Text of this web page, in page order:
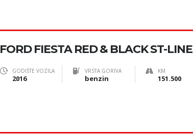
FORD FIESTA RED & BLACK ST-LINE
GODIŠTE VOZILA
2016
VRSTA GORIVA
benzin
KM
151.500